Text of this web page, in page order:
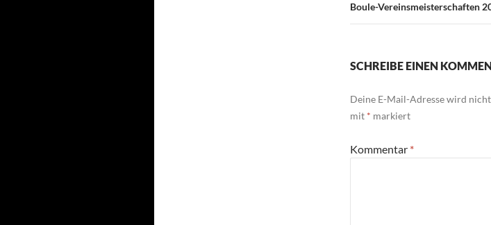
Boule-Vereinsmeisterschaften
SCHREIBE EINEN
Deine E-Mail-Adresse wird
mit * markiert
Kommentar *